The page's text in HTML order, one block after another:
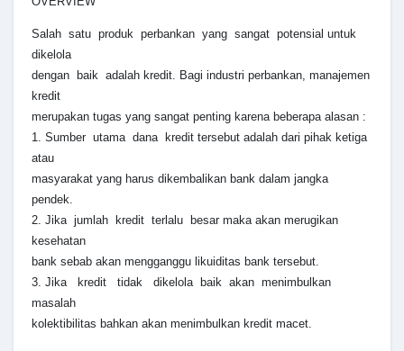
Salah satu produk perbankan yang sangat potensial untuk
dikelola
dengan baik adalah kredit. Bagi industri perbankan, manajemen
kredit
merupakan tugas yang sangat penting karena beberapa alasan :
1. Sumber utama dana kredit tersebut adalah dari pihak ketiga
atau
masyarakat yang harus dikembalikan bank dalam jangka
pendek.
2. Jika jumlah kredit terlalu besar maka akan merugikan
kesehatan
bank sebab akan mengganggu likuiditas bank tersebut.
3. Jika kredit tidak dikelola baik akan menimbulkan
masalah
kolektibilitas bahkan akan menimbulkan kredit macet.